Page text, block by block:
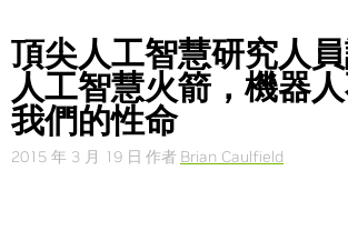
頂尖人工智慧研究人
人工智慧火箭，機器
我們的性命
2015 年 3 月 19 日 作者 Brian Caulfield